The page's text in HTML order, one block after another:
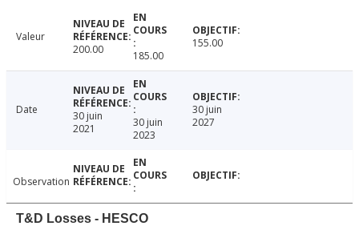
Valeur
200.00
185.00
155.00
Date
30 juin
2021
30 juin
2023
30 juin
2027
Observation
T&D Losses - HESCO